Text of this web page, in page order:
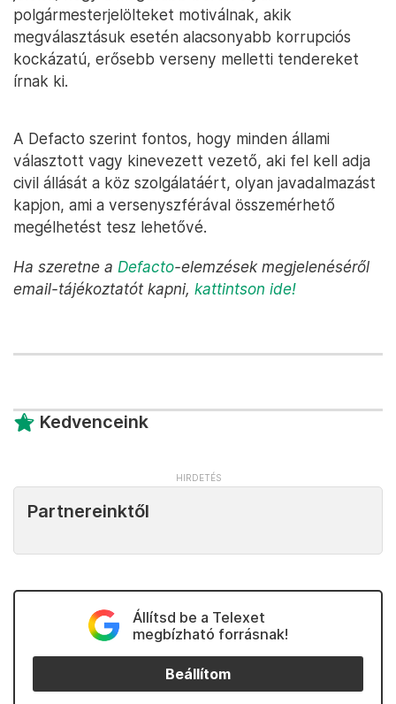
polgármesterjelölteket motiválnak, akik
megválasztásuk esetén alacsonyabb korrupciós
kockázatú, erősebb verseny melletti tendereket
írnak ki.
A Defacto szerint fontos, hogy minden állami
választott vagy kinevezett vezető, aki fel kell adja
civil állását a köz szolgálatáért, olyan javadalmazást
kapjon, ami a versenyszférával összemérhető
megélhetést tesz lehetővé.
Ha szeretne a Defacto-elemzések megjelenéséről
email-tájékoztatót kapni, kattintson ide!
Kedvenceink
Partnereinktől
Állítsd be a Telexet
megbízható forrásnak!
Beállítom